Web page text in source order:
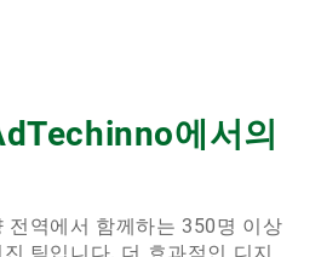
에서의
전역에서 함께하는 350명 이상